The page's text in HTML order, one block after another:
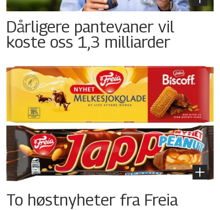
Dårligere pantevaner vil
koste oss 1,3 milliarder
To høstnyheter fra Freia